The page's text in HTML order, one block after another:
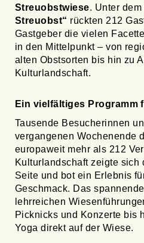
Streuobstwiese. Unter dem
Streuobst“ rückten 212
Gastgeber die vielen
in den Mittelpunkt – von
alten Obstsorten bis hin zu
Kulturlandschaft.
Ein vielfältiges Programm
Tausende Besucherinnen
vergangenen Wochenende
europaweit mehr als 212
Kulturlandschaft zeigte sich
Seite und bot ein Erlebnis
Geschmack. Das
lehrreichen
Picknicks und Konzerte bis
Yoga direkt auf der Wiese.